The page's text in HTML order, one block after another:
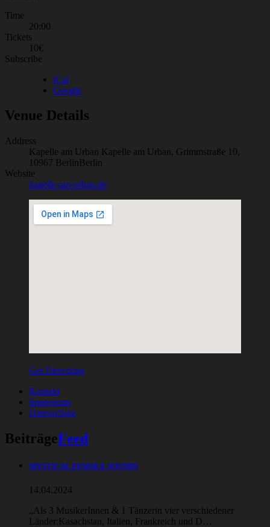
Gig
Details
Time
20:00
Tickets
10€
Subscribe
iCal
Google
Venue Details
Address
Kapelle am Urban Kapelle am Urban, Grimmstraße 10,
10967 BerlinBerlin
Website
kapelle-am-urban.de
Get Directions
Kontakt
Impressum
Datenschutz
BeiträgeFeed
MYSTICAL FEMALE SOUNDS
14.04.2024
„Als 3 MusikerInnen & 1 Tänzerin vier verschiedener
Länder:Kasachstan, Italien, Frankreich und D…